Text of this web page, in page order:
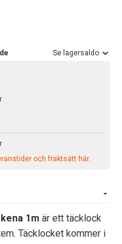
Se lagersaldo
och fraktsätt här.
1m är ett täcklock
Täcklocket kommer i